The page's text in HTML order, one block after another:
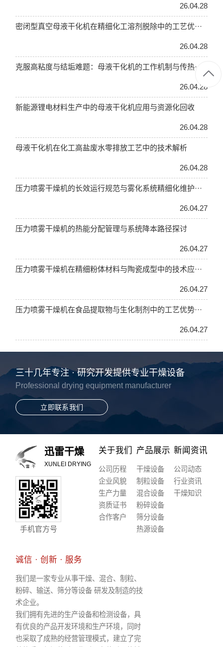
26.04.28
密闭型真空母液干化机在精细化工溶剂脱除中的工艺优···
26.04.28
克服高粘度与结垢难题：母液干化机的工作机制与传热···
26.04.28
新能源锂电材料生产中的母液干化机应用与资源化回收
26.04.28
母液干化机在化工高盐废水零排放工艺中的技术解析
26.04.28
压力喷雾干燥机的长效运行规范与雾化系统精细化维护···
26.04.27
压力喷雾干燥机的热能分配管理与系统降本路径探讨
26.04.27
压力喷雾干燥机在精细粉体材料与陶瓷成型中的技术应···
26.04.27
压力喷雾干燥机在食品提取物与生化制剂中的工艺优势···
26.04.27
三十几年专注 · 研究开发提供专业干燥设备
Professional drying equipment manufacturer
立即联系我们
迅雷干燥
XUNLEI DRYING
手机官方号
关于我们
公司历程
企业风貌
生产力量
资质证书
合作客户
产品展示
干燥设备
制粒设备
混合设备
粉碎设备
筛分设备
热源设备
新闻资讯
公司动态
行业资讯
干燥知识
诚信 · 创新 · 服务
我们是一家专业从事干燥、混合、制粒、
粉碎、输送、筛分等设备 研发及制造的技
术企业。
我们拥有先进的生产设备和检测设备，具
有优良的产品开发环境和生产环境，同时
也采取了成熟的经营管理模式，建立了完